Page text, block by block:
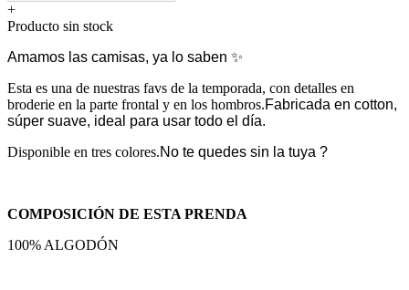
+
Producto sin stock
Amamos las camisas, ya lo saben ✨
Esta es una de nuestras favs de la temporada, con detalles en
broderie en la parte frontal y en los hombros.Fabricada en cotton,
súper suave, ideal para usar todo el día.
Disponible en tres colores.No te quedes sin la tuya ?
COMPOSICIÓN DE ESTA PRENDA
100% ALGODÓN